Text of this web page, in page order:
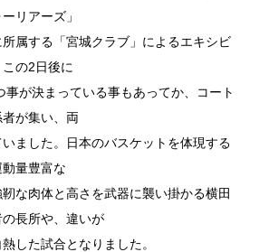
リアーズ」
属する「宮城クラブ」によるエキシビ
の2日後に
事が決まっている事もあってか、コート
が集い、両
ました。日本のバスケットを体現する
量豊富な
な肉体と高さを武器に襲い掛かる横田
長所や、違いが
した試合となりました。